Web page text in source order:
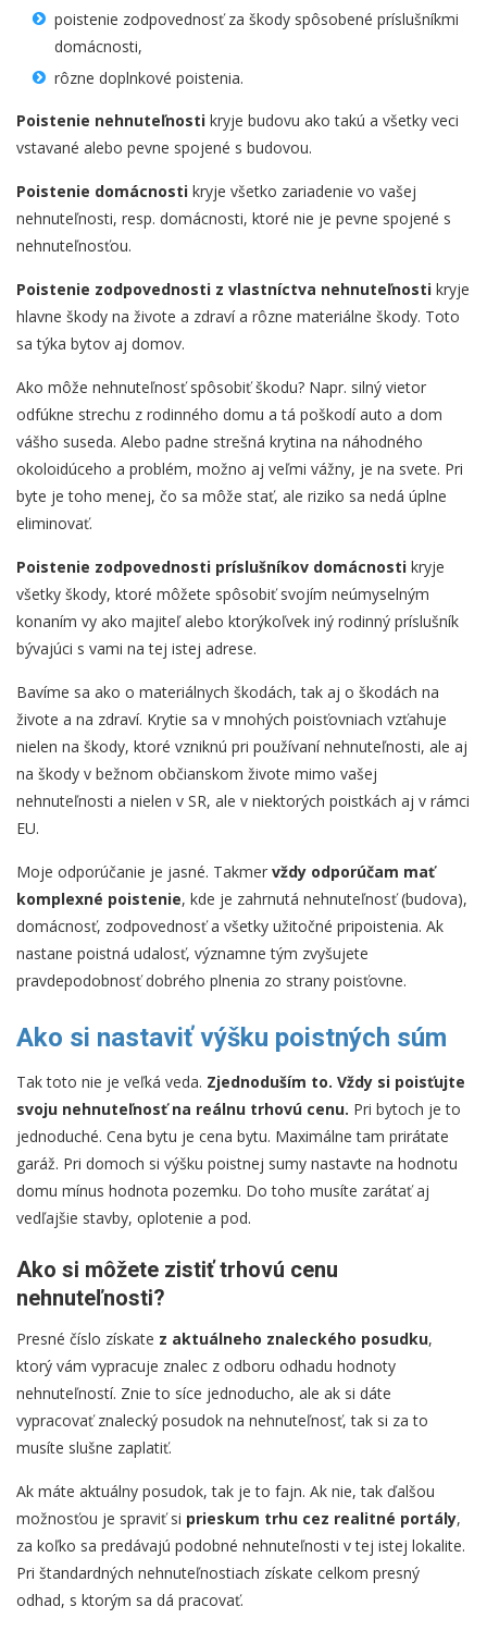
poistenie zodpovednosť za škody spôsobené príslušníkmi
domácnosti,
rôzne doplnkové poistenia.
Poistenie nehnuteľnosti kryje budovu ako takú a všetky veci
vstavané alebo pevne spojené s budovou.
Poistenie domácnosti kryje všetko zariadenie vo vašej
nehnuteľnosti, resp. domácnosti, ktoré nie je pevne spojené s
nehnuteľnosťou.
Poistenie zodpovednosti z vlastníctva nehnuteľnosti kryje
hlavne škody na živote a zdraví a rôzne materiálne škody. Toto
sa týka bytov aj domov.
Ako môže nehnuteľnosť spôsobiť škodu? Napr. silný vietor
odfúkne strechu z rodinného domu a tá poškodí auto a dom
vášho suseda. Alebo padne strešná krytina na náhodného
okoloidúceho a problém, možno aj veľmi vážny, je na svete. Pri
byte je toho menej, čo sa môže stať, ale riziko sa nedá úplne
eliminovať.
Poistenie zodpovednosti príslušníkov domácnosti kryje
všetky škody, ktoré môžete spôsobiť svojím neúmyselným
konaním vy ako majiteľ alebo ktorýkoľvek iný rodinný príslušník
bývajúci s vami na tej istej adrese.
Bavíme sa ako o materiálnych škodách, tak aj o škodách na
živote a na zdraví. Krytie sa v mnohých poisťovniach vzťahuje
nielen na škody, ktoré vzniknú pri používaní nehnuteľnosti, ale aj
na škody v bežnom občianskom živote mimo vašej
nehnuteľnosti a nielen v SR, ale v niektorých poistkách aj v rámci
EU.
Moje odporúčanie je jasné. Takmer vždy odporúčam mať
komplexné poistenie, kde je zahrnutá nehnuteľnosť (budova),
domácnosť, zodpovednosť a všetky užitočné pripoistenia. Ak
nastane poistná udalosť, významne tým zvyšujete
pravdepodobnosť dobrého plnenia zo strany poisťovne.
Ako si nastaviť výšku poistných súm
Tak toto nie je veľká veda. Zjednoduším to. Vždy si poisťujte
svoju nehnuteľnosť na reálnu trhovú cenu. Pri bytoch je to
jednoduché. Cena bytu je cena bytu. Maximálne tam prirátate
garáž. Pri domoch si výšku poistnej sumy nastavte na hodnotu
domu mínus hodnota pozemku. Do toho musíte zarátať aj
vedľajšie stavby, oplotenie a pod.
Ako si môžete zistiť trhovú cenu
nehnuteľnosti?
Presné číslo získate z aktuálneho znaleckého posudku,
ktorý vám vypracuje znalec z odboru odhadu hodnoty
nehnuteľností. Znie to síce jednoducho, ale ak si dáte
vypracovať znalecký posudok na nehnuteľnosť, tak si za to
musíte slušne zaplatiť.
Ak máte aktuálny posudok, tak je to fajn. Ak nie, tak ďalšou
možnosťou je spraviť si prieskum trhu cez realitné portály,
za koľko sa predávajú podobné nehnuteľnosti v tej istej lokalite.
Pri štandardných nehnuteľnostiach získate celkom presný
odhad, s ktorým sa dá pracovať.